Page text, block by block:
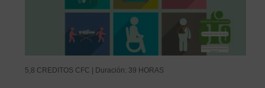
5,8 CREDITOS CFC | Duración: 39 HORAS